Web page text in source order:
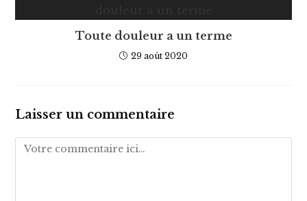
Toute douleur a un terme
29 août 2020
Laisser un commentaire
Comment